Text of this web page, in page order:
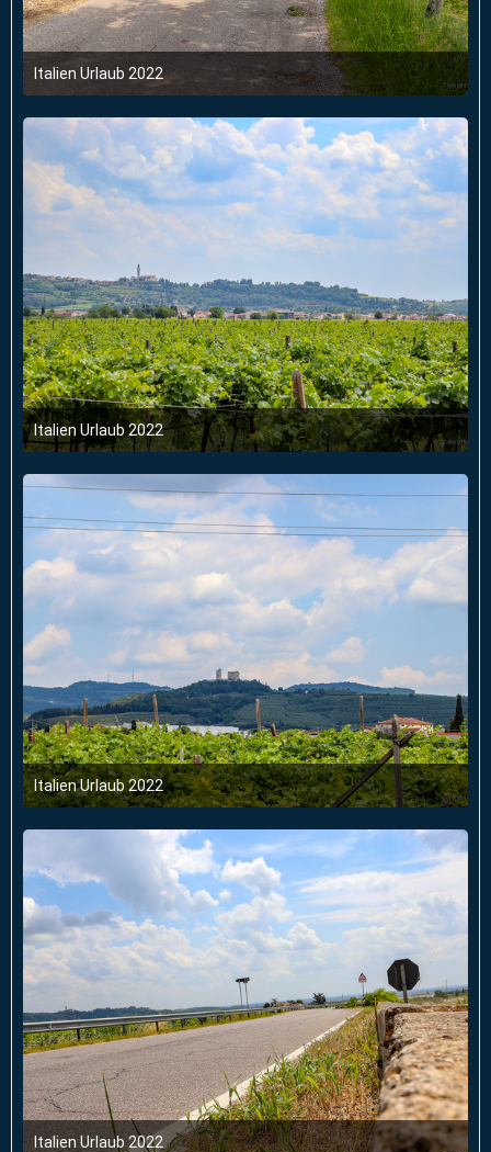
Italien Urlaub 2022
6. Juni 2022 um 03:47
Italien Urlaub 2022
6. Juni 2022 um 03:47
Italien Urlaub 2022
6. Juni 2022 um 03:47
Italien Urlaub 2022